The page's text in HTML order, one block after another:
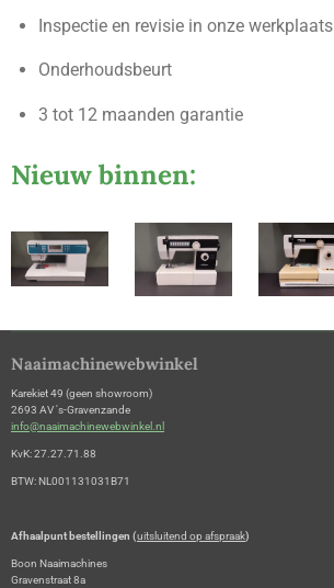
Inspectie en revisie in onze werkplaats
Onderhoudsbeurt
3 tot 12 maanden garantie
Nieuw binnen:
Naaimachinewebwinkel
Karekiet 49 (geen showroom)
2693 AV 's-Gravenzande
info@naaimachinewebwinkel.nl
KvK: 27.27.71.88
BTW: NL001131031B71
Afhaalpunt bestellingen (uitsluitend op afspraak)
Boon Naaimachines
Gravenstraat 8a